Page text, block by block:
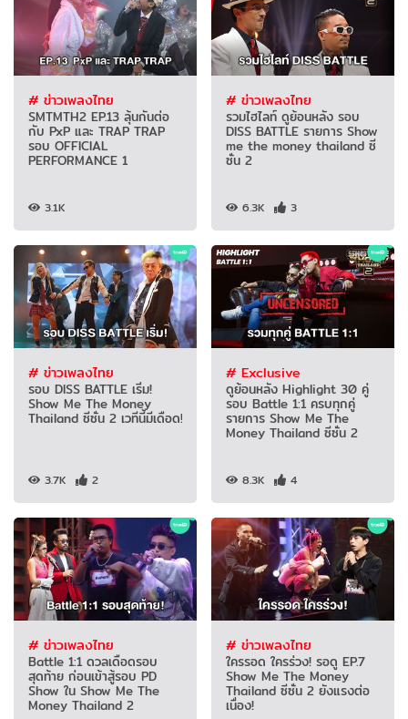
# ข่าวเพลงไทย
SMTMTH2 EP.13 ลุ้นกันต่อ
กับ PxP และ TRAP TRAP
รอบ OFFICIAL
PERFORMANCE 1
3.1K
# ข่าวเพลงไทย
รวมไฮไลท์ ดูย้อนหลัง รอบ
DISS BATTLE รายการ Show
me the money thailand ซี
ซั่น 2
6.3K 3
# ข่าวเพลงไทย
รอบ DISS BATTLE เริ่ม!
Show Me The Money
Thailand ซีซั่น 2 เวทีนี้มีเดือด!
3.7K 2
# Exclusive
ดูย้อนหลัง Highlight 30 คู่
รอบ Battle 1:1 ครบทุกคู่
รายการ Show Me The
Money Thailand ซีซั่น 2
8.3K 4
# ข่าวเพลงไทย
Battle 1:1 ดวลเดือดรอบ
สุดท้าย ก่อนเข้าสู้รอบ PD
Show ใน Show Me The
Money Thailand 2
# ข่าวเพลงไทย
ใครรอด ใครร่วง! รอดู EP.7
Show Me The Money
Thailand ซีซั่น 2 ยังแรงต่อ
เนื่อง!